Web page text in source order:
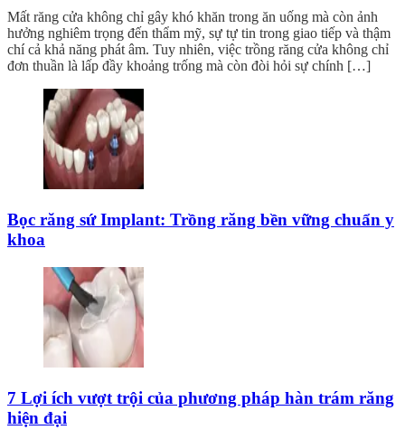
Mất răng cửa không chỉ gây khó khăn trong ăn uống mà còn ảnh
hưởng nghiêm trọng đến thẩm mỹ, sự tự tin trong giao tiếp và thậm
chí cả khả năng phát âm. Tuy nhiên, việc trồng răng cửa không chỉ
đơn thuần là lấp đầy khoảng trống mà còn đòi hỏi sự chính […]
Bọc răng sứ Implant: Trồng răng bền vững chuẩn y
khoa
7 Lợi ích vượt trội của phương pháp hàn trám răng
hiện đại